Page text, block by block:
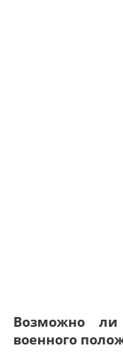
Возможно ли
военного